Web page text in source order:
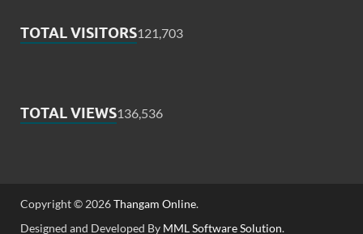
TOTAL VISITORS121,703
TOTAL VIEWS136,536
Copyright © 2026Thangam Online.
Designed and Developed By MML Software Solution.